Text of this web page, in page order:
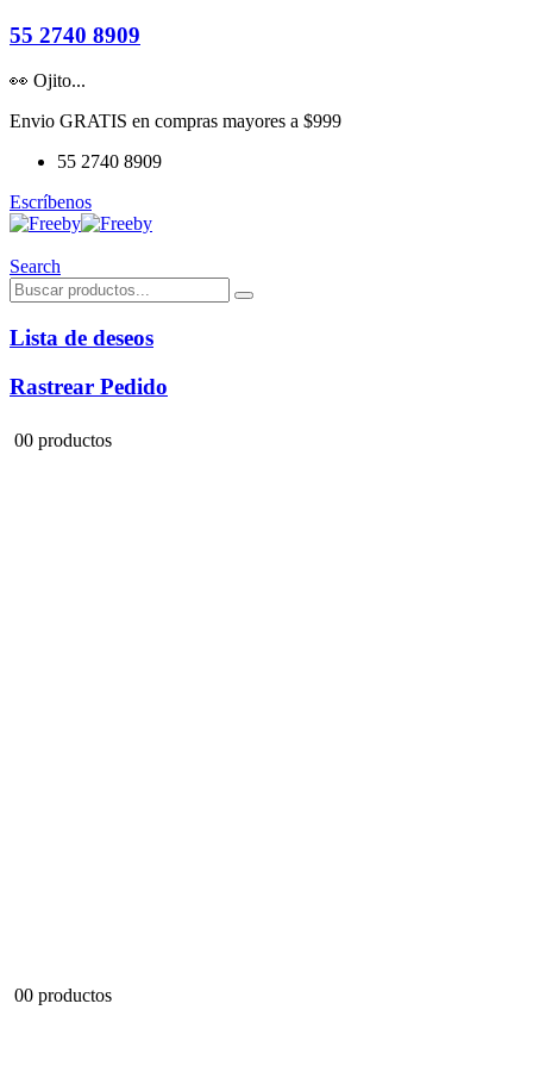
55 2740 8909
👀 Ojito...
Envio GRATIS en compras mayores a $999
55 2740 8909
Escríbenos
Search
Lista de deseos
Rastrear Pedido
00 productos
00 productos